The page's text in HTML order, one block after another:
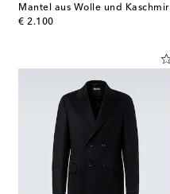
Mantel aus Wolle und Kaschmir
€ 2.100
original price